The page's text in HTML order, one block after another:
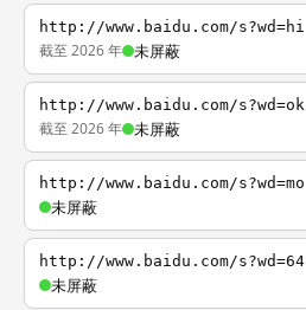
http://www.baidu.com/s?wd=hi
截至 2026 年 未屏蔽
http://www.baidu.com/s?wd=ok
截至 2026 年 未屏蔽
http://www.baidu.com/s?wd=mo
未屏蔽
http://www.baidu.com/s?wd=64
未屏蔽